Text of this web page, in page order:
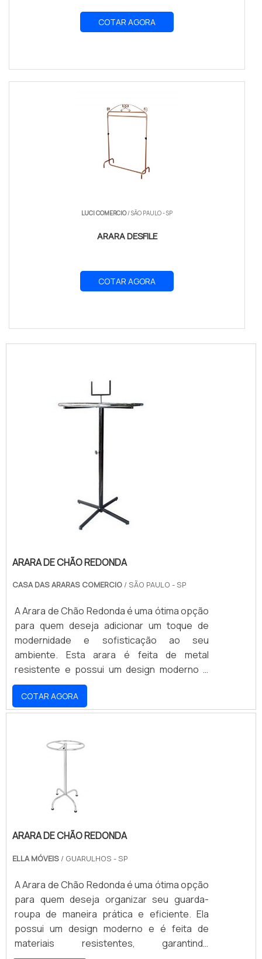
COTAR AGORA
LUCI COMERCIO/ SÃO PAULO - SP
ARARA DESFILE
COTAR AGORA
ARARA DE CHÃO REDONDA
CASA DAS ARARAS COMERCIO / SÃO PAULO - SP
A Arara de Chão Redonda é uma ótima opção
para quem deseja adicionar um toque de
modernidade e sofisticação ao seu
ambiente. Esta arara é feita de metal
resistente e possui um design moderno e
elegante, que se destaca em qualquer
decoração. Além disso, ela é leve e fácil de
montar, o que a torna ideal para quem deseja
e facilidade.
COTAR AGORA
ARARA DE CHÃO REDONDA
ELLA MÓVEIS / GUARULHOS - SP
A Arara de Chão Redonda é uma ótima opção
para quem deseja organizar seu guarda-
roupa de maneira prática e eficiente. Ela
possui um design moderno e é feita de
materiais resistentes, garantindo